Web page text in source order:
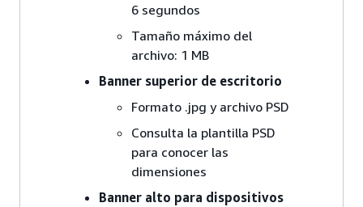
6 segundos
Tamaño máximo del
archivo: 1 MB
Banner superior de escritorio
Formato .jpg y archivo PSD
Consulta la plantilla PSD
para conocer las
dimensiones
Banner alto para dispositivos